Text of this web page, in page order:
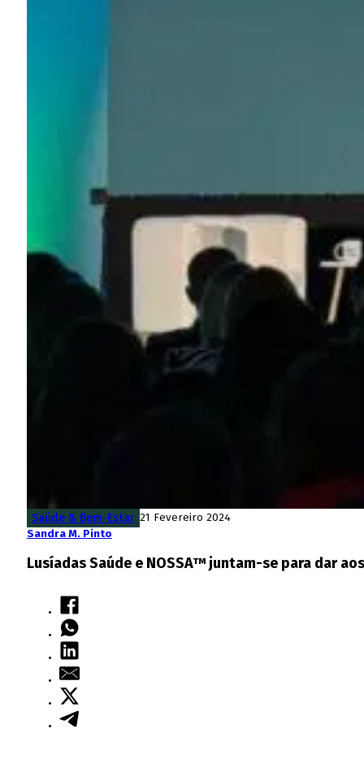
Saúde & Bem-Estar 21 Fevereiro 2024
Sandra M. Pinto
Lusíadas Saúde e NOSSA™ juntam-se para dar